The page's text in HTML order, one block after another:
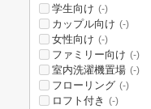
学生向け (-)
カップル向け (-)
女性向け (-)
ファミリー向け (-)
室内洗濯機置場 (-)
フローリング (-)
ロフト付き (-)